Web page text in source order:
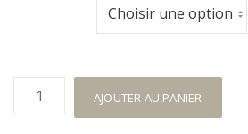
quantité
AJOUTER AU PANIER